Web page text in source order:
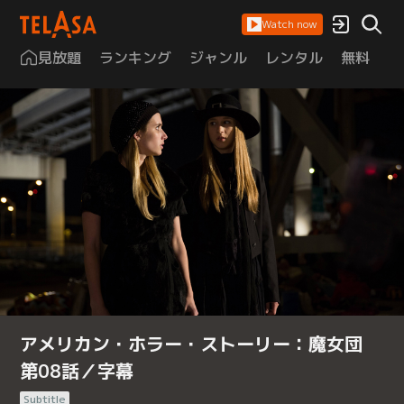
Watch now
見放題 ランキング ジャンル レンタル 無料
アメリカン・ホラー・ストーリー：魔女団
第08話／字幕
Subtitle